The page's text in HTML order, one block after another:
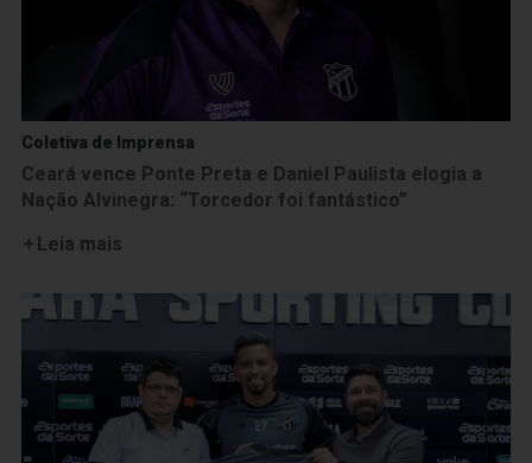
Coletiva de Imprensa
Ceará vence Ponte Preta e Daniel Paulista elogia a
Nação Alvinegra: “Torcedor foi fantástico”
Leia mais